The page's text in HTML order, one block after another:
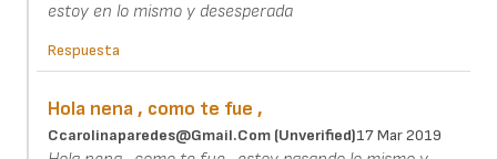
estoy en lo mismo y desesperada
Respuesta
Hola nena , como te fue ,
Ccarolinaparedes@gmail.com (unverified)17 Mar 2019